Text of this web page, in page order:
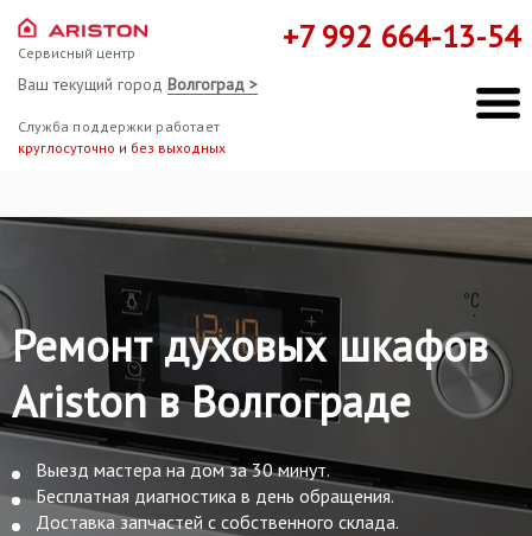
Сервисный центр
Ваш текущий город Волгоград >
Служба поддержки работает
круглосуточно и без выходных
+7 992 664-13-54
Ремонт духовых шкафов
Ariston в Волгограде
Выезд мастера на дом за 30 минут.
Бесплатная диагностика в день обращения.
Доставка запчастей с собственного склада.